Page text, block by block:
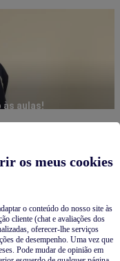
os meus cookies
o conteúdo do nosso site às
cliente (chat e avaliações dos
oferecer-lhe serviços
de desempenho. Uma vez que
Pode mudar de opinião em
às aulas!